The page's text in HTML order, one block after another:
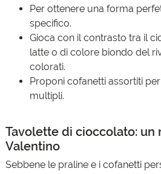
Per ottenere una forma
specifico.
Gioca con il contrasto tra il
latte o di colore biondo del
colorati.
Proponi cofanetti assortiti
multipli.
Tavolette di cioccolato: un
Valentino
Sebbene le praline e i cofanetti